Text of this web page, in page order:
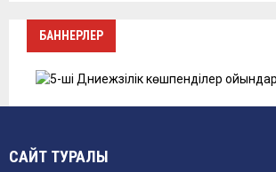
БАННЕРЛЕР
САЙТ ТУРАЛЫ